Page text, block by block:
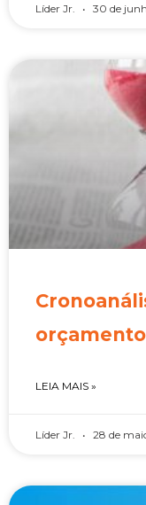
Líder Jr. 30 de
LEIA MAIS »
Líder Jr. 28 de